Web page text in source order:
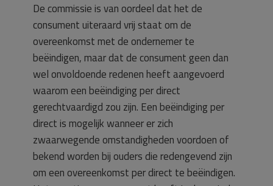
De commissie is van oordeel dat het de
consument uiteraard vrij staat om de
overeenkomst met de ondernemer te
beëindigen, maar dat de consument geen dan
wel onvoldoende redenen heeft aangevoerd
waarom een beëindiging per direct
gerechtvaardigd zou zijn. Een beëindiging per
direct is mogelijk wanneer er zich
zwaarwegende omstandigheden voordoen of
bekend worden bij ouders die redengevend zijn
om een overeenkomst per direct te beëindigen.